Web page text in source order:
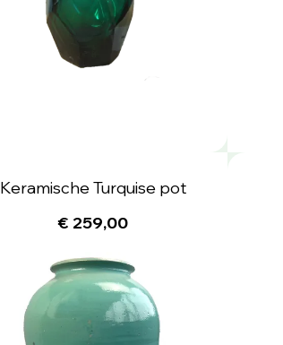
Keramische Turquise pot
€ 259,00